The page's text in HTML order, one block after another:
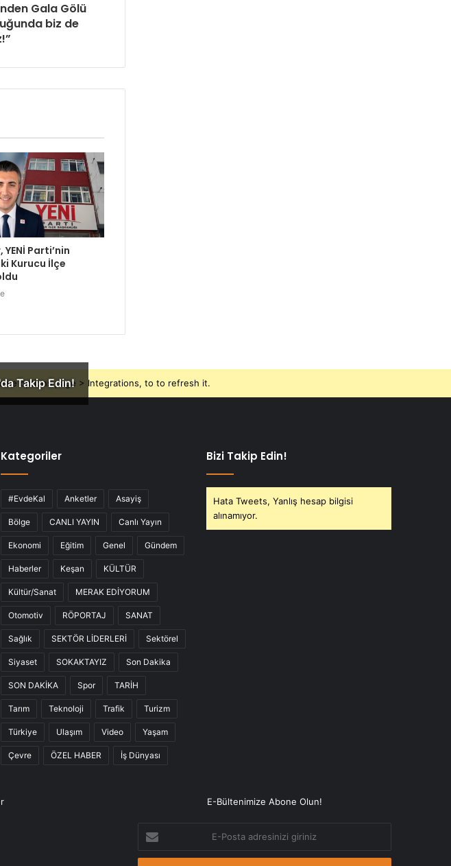
Gala Gölü
biz de
YENİ Parti’nin
Kurucu İlçe
Takip Edin!
options page > Integrations, to to refresh it.
Kategoriler
#EvdeKal Anketler Asayiş
Bölge CANLI YAYIN Canlı Yayın
Ekonomi Eğitim Genel Gündem
Haberler Keşan KÜLTÜR
Kültür/Sanat MERAK EDİYORUM
Otomotiv RÖPORTAJ SANAT
Sağlık SEKTÖR LİDERLERİ Sektörel
Siyaset SOKAKTAYIZ Son Dakika
SON DAKİKA Spor TARİH
Tarım Teknoloji Trafik Turizm
Türkiye Ulaşım Video Yaşam
Çevre ÖZEL HABER İş Dünyası
Bizi Takip Edin!
Hata Tweets, Yanlış hesap bilgisi
alınamıyor.
E-Bültenimize Abone Olun!
Posta
adresinizi